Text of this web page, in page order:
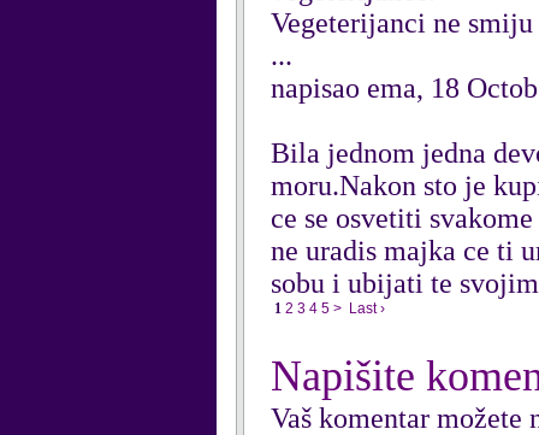
Vegeterijanci ne
...
napisao ema, 18
Bila jednom jedna
moru.Nakon sto je
ce se osvetiti
ne uradis majka ce ti
sobu i ubijati te
1 2 3 4 5 > Last ›
Napišite
Vaš komentar možete